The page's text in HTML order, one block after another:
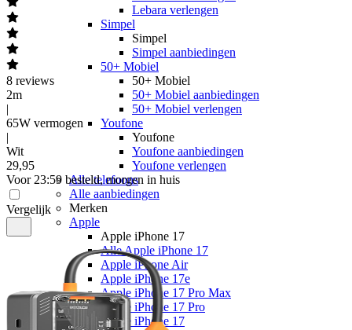
Lebara verlengen
Simpel
Simpel
Simpel aanbiedingen
50+ Mobiel
50+ Mobiel
50+ Mobiel aanbiedingen
50+ Mobiel verlengen
Youfone
Youfone
Youfone aanbiedingen
Youfone verlengen
Alle telefoons
Alle aanbiedingen
Merken
Apple
Apple iPhone 17
Alle Apple iPhone 17
Apple iPhone Air
Apple iPhone 17e
Apple iPhone 17 Pro Max
Apple iPhone 17 Pro
Apple iPhone 17
8 reviews
2m
|
65W vermogen
|
Wit
29,95
Voor 23:59 besteld, morgen in huis
Vergelijk